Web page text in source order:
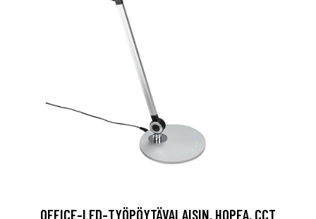
OFFICE-LED-TYÖPÖYTÄVALAISIN, HOPEA, CCT